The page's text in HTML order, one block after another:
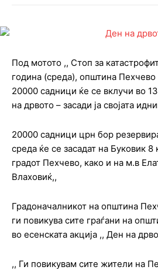
Под мотото ,, Стоп за
година (среда), општина
20000 садници ќе се вклучи во
на дрвото – засади ја својата
20000 садници црн бор
среда ќе се засадат на Буковик
градот Пехчево, како и на м.в
Влаховиќ,,
Градоначалникот на општина
ги повикува сите граѓани на
во есенската акција ,, Ден на
,, Ги повикувам сите жители на